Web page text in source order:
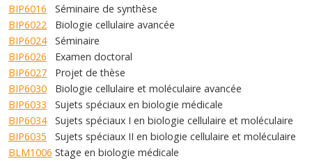
BIP6016
Séminaire de synthèse
BIP6022
Biologie cellulaire avancée
BIP6024
Séminaire
BIP6026
Examen doctoral
BIP6027
Projet de thèse
BIP6030
Biologie cellulaire et moléculaire avancée
BIP6033
Sujets spéciaux en biologie médicale
BIP6034
Sujets spéciaux I en biologie cellulaire et moléculaire
BIP6035
Sujets spéciaux II en biologie cellulaire et moléculaire
BLM1006 Stage en biologie médicale